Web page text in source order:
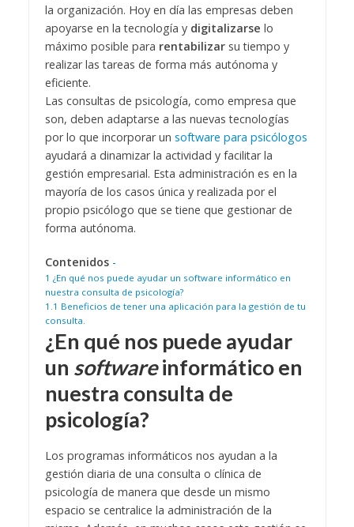
la organización. Hoy en día las empresas deben
apoyarse en la tecnología y digitalizarse lo
máximo posible para rentabilizarsu tiempo y
realizar las tareas de forma más autónoma y
eficiente.
Las consultas de psicología, como empresa que
son, deben adaptarse a las nuevas tecnologías
por lo que incorporar un software para psicólogos
ayudará a dinamizar la actividad y facilitar la
gestión empresarial. Esta administración es en la
mayoría de los casos única y realizada por el
propio psicólogo que se tiene que gestionar de
forma autónoma.
Contenidos -
1 ¿En qué nos puede ayudar un software informático en
nuestra consulta de psicología?
1.1 Beneficios de tener una aplicación para la gestión de tu
consulta.
¿En qué nos puede ayudar
un softwareinformático en
nuestra consulta de
psicología?
Los programas informáticos nos ayudan a la
gestión diaria de una consulta o clínica de
psicología de manera que desde un mismo
espacio se centralice la administración de la